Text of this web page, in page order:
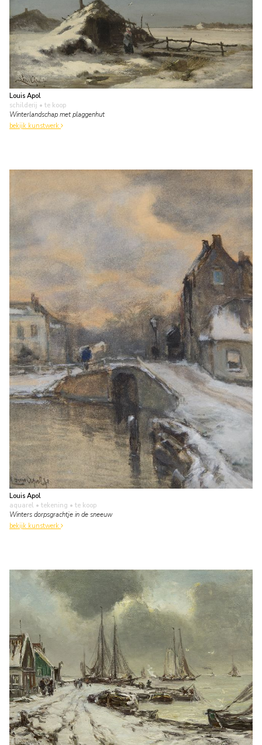
Louis Apol
schilderij • te koop
Winterlandschap met plaggenhut
bekijk kunstwerk
Louis Apol
aquarel • tekening • te koop
Winters dorpsgrachtje in de sneeuw
bekijk kunstwerk